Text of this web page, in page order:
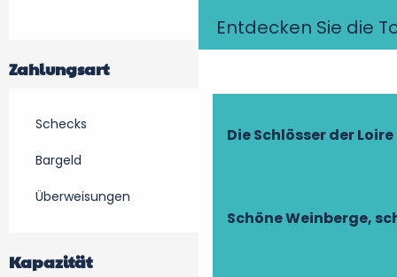
Entdecken Sie die
Die Schlösser der Loire
Schöne Weinberge,
Zahlungsart
Schecks
Bargeld
Überweisungen
Kapazität